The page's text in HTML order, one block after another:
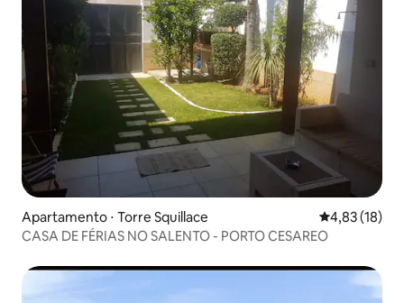
Apartamento ⋅ Torre Squillace 4,83 de uma
4,83 (18)
CASA DE FÉRIAS NO SALENTO - PORTO CESAREO